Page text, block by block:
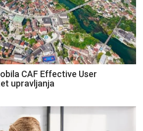
CAF Effective User
upravljanja